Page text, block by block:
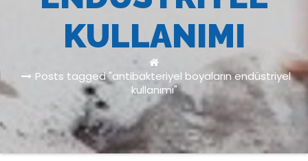
KULLANIMI
Posts tagged "antibakteriyel boyaların endüstriyel
kullanımı"